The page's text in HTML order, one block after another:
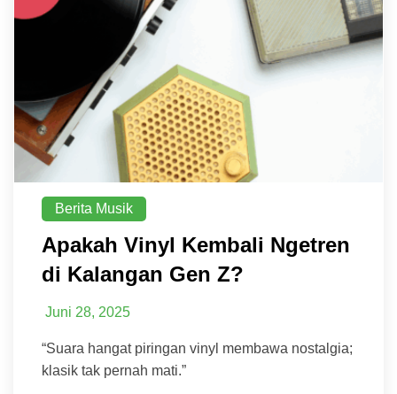
Berita Musik
Apakah Vinyl Kembali Ngetren
di Kalangan Gen Z?
Juni 28, 2025
“Suara hangat piringan vinyl membawa nostalgia;
klasik tak pernah mati.”